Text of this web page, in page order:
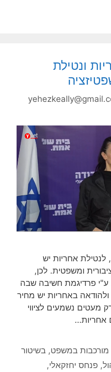
ונטילת
לנטילת אחריות יש
ומשפטית. לכן,
פרדיגמת חשיבה שבה
באחריות יש מחיר
מעטים נשמעים לציווי
אחריות…
מורכבות במשפט, בשיטור
, פנחס יחזקאלי,